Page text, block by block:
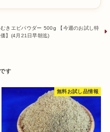
むきエビパウダー 500g 【今週のお試し特
価】(4月21日早朝迄)
無料お試し品情報